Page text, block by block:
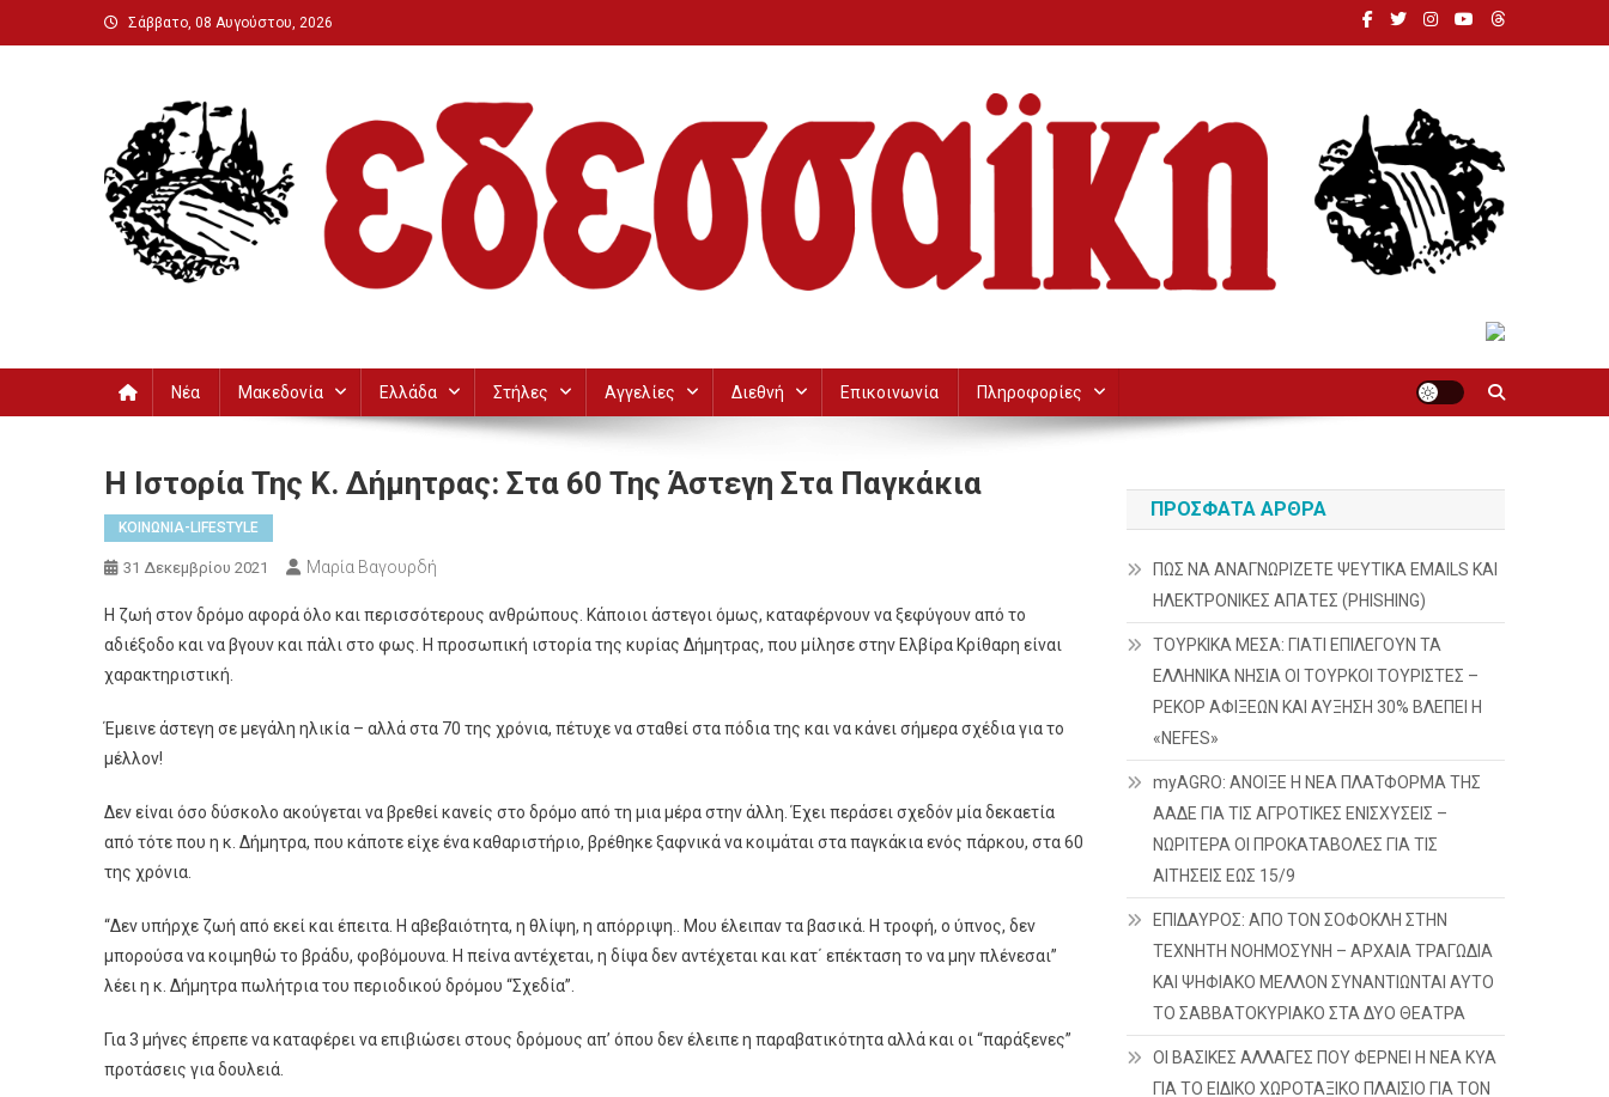
Μεταπηδήστε
στο
Σάββατο, 08 Αυγούστου, 2026
Νέα Μακεδονία Ελλάδα Στήλες Αγγελίες Διεθνή Επικοινωνία Πληροφορίες
Η Ιστορία Της Κ. Δήμητρας: Στα 60 Της Άστεγη Στα Παγκάκια
ΚΟΙΝΩΝΙΑ-LIFESTYLE
31 Δεκεμβρίου 2021 Μαρία Βαγουρδή
Η ζωή στον δρόμο αφορά όλο και περισσότερους ανθρώπους. Κάποιοι άστεγοι όμως, καταφέρνουν να ξεφύγουν από το
αδιέξοδο και να βγουν και πάλι στο φως. Η προσωπική ιστορία της κυρίας Δήμητρας, που μίλησε στην Ελβίρα Κρίθαρη είναι
χαρακτηριστική.
Έμεινε άστεγη σε μεγάλη ηλικία – αλλά στα 70 της χρόνια, πέτυχε να σταθεί στα πόδια της και να κάνει σήμερα σχέδια για το
μέλλον!
Δεν είναι όσο δύσκολο ακούγεται να βρεθεί κανείς στο δρόμο από τη μια μέρα στην άλλη. Έχει περάσει σχεδόν μία δεκαετία
από τότε που η κ. Δήμητρα, που κάποτε είχε ένα καθαριστήριο, βρέθηκε ξαφνικά να κοιμάται στα παγκάκια ενός πάρκου, στα 60
της χρόνια.
“Δεν υπήρχε ζωή από εκεί και έπειτα. Η αβεβαιότητα, η θλίψη, η απόρριψη.. Μου έλειπαν τα βασικά. Η τροφή, ο ύπνος, δεν
μπορούσα να κοιμηθώ το βράδυ, φοβόμουνα. Η πείνα αντέχεται, η δίψα δεν αντέχεται και κατ΄ επέκταση το να μην πλένεσαι”
λέει η κ. Δήμητρα πωλήτρια του περιοδικού δρόμου “Σχεδία”.
Για 3 μήνες έπρεπε να καταφέρει να επιβιώσει στους δρόμους απ’ όπου δεν έλειπε η παραβατικότητα αλλά και οι “παράξενες”
προτάσεις για δουλειά.
ΠΡΌΣΦΑΤΑ ΆΡΘΡΑ
ΠΩΣ ΝΑ ΑΝΑΓΝΩΡΙΖΕΤΕ ΨΕΥΤΙΚΑ EMAILS ΚΑΙ
ΗΛΕΚΤΡΟΝΙΚΕΣ ΑΠΑΤΕΣ (PHISHING)
ΤΟΥΡΚΙΚΑ ΜΕΣΑ: ΓΙΑΤΙ ΕΠΙΛΕΓΟΥΝ ΤΑ
ΕΛΛΗΝΙΚΑ ΝΗΣΙΑ ΟΙ ΤΟΥΡΚΟΙ ΤΟΥΡΙΣΤΕΣ –
ΡΕΚΟΡ ΑΦΙΞΕΩΝ ΚΑΙ ΑΥΞΗΣΗ 30% ΒΛΕΠΕΙ Η
«NEFES»
myAGRO: ΑΝΟΙΞΕ Η ΝΕΑ ΠΛΑΤΦΟΡΜΑ ΤΗΣ
ΑΑΔΕ ΓΙΑ ΤΙΣ ΑΓΡΟΤΙΚΕΣ ΕΝΙΣΧΥΣΕΙΣ –
ΝΩΡΙΤΕΡΑ ΟΙ ΠΡΟΚΑΤΑΒΟΛΕΣ ΓΙΑ ΤΙΣ
ΑΙΤΗΣΕΙΣ ΕΩΣ 15/9
ΕΠΙΔΑΥΡΟΣ: ΑΠΟ ΤΟΝ ΣΟΦΟΚΛΗ ΣΤΗΝ
ΤΕΧΝΗΤΗ ΝΟΗΜΟΣΥΝΗ – ΑΡΧΑΙΑ ΤΡΑΓΩΔΙΑ
ΚΑΙ ΨΗΦΙΑΚΟ ΜΕΛΛΟΝ ΣΥΝΑΝΤΙΩΝΤΑΙ ΑΥΤΟ
ΤΟ ΣΑΒΒΑΤΟΚΥΡΙΑΚΟ ΣΤΑ ΔΥΟ ΘΕΑΤΡΑ
ΟΙ ΒΑΣΙΚΕΣ ΑΛΛΑΓΕΣ ΠΟΥ ΦΕΡΝΕΙ Η ΝΕΑ ΚΥΑ
ΓΙΑ ΤΟ ΕΙΔΙΚΟ ΧΩΡΟΤΑΞΙΚΟ ΠΛΑΙΣΙΟ ΓΙΑ ΤΟΝ